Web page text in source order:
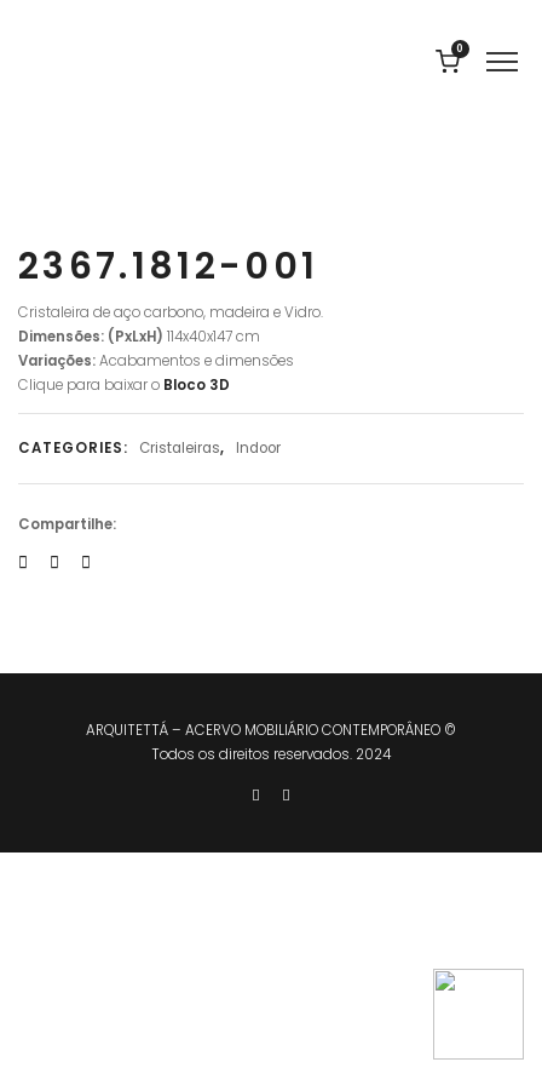
0
2367.1812-001
Cristaleira de aço carbono, madeira e Vidro.
Dimensões: (PxLxH) 114x40x147 cm
Variações:Acabamentos e dimensões
Clique para baixar o Bloco 3D
CATEGORIES: Cristaleiras, Indoor
Compartilhe:
ARQUITETTÁ – ACERVO MOBILIÁRIO CONTEMPORÂNEO ©
Todos os direitos reservados. 2024